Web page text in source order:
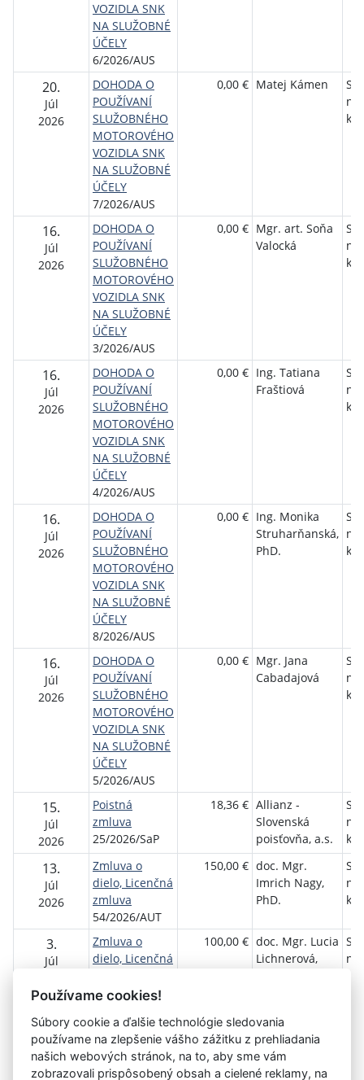
VOZIDLA SNK
NA SLUŽOBNÉ
ÚČELY
6/2026/AUS
20.
Júl
2026
DOHODA O
POUŽÍVANÍ
SLUŽOBNÉHO
MOTOROVÉHO
VOZIDLA SNK
NA SLUŽOBNÉ
ÚČELY
7/2026/AUS
0,00 € Matej Kámen
16.
Júl
2026
DOHODA O
POUŽÍVANÍ
SLUŽOBNÉHO
MOTOROVÉHO
VOZIDLA SNK
NA SLUŽOBNÉ
ÚČELY
3/2026/AUS
0,00 € Mgr. art. Soňa
Valocká
16.
Júl
2026
DOHODA O
POUŽÍVANÍ
SLUŽOBNÉHO
MOTOROVÉHO
VOZIDLA SNK
NA SLUŽOBNÉ
ÚČELY
4/2026/AUS
0,00 € Ing. Tatiana
Fraštiová
16.
Júl
2026
DOHODA O
POUŽÍVANÍ
SLUŽOBNÉHO
MOTOROVÉHO
VOZIDLA SNK
NA SLUŽOBNÉ
ÚČELY
8/2026/AUS
0,00 € Ing. Monika
Struharňanská,
PhD.
16.
Júl
2026
DOHODA O
POUŽÍVANÍ
SLUŽOBNÉHO
MOTOROVÉHO
VOZIDLA SNK
NA SLUŽOBNÉ
ÚČELY
5/2026/AUS
0,00 € Mgr. Jana
Cabadajová
15.
Júl
2026
Poistná
zmluva
25/2026/SaP
18,36 € Allianz -
Slovenská
poisťovňa, a.s.
13.
Júl
2026
Zmluva o
dielo, Licenčná
zmluva
54/2026/AUT
150,00 € doc. Mgr.
Imrich Nagy,
PhD.
3.
Júl
Zmluva o
dielo, Licenčná
45/2026/AUT
100,00 € doc. Mgr. Lucia
Lichnerová,
1Aktuálna
stránka
2 3 4 5 6 7 8 9 10
Používame cookies!
Súbory cookie a ďalšie technológie sledovania
používame na zlepšenie vášho zážitku z prehliadania
našich webových stránok, na to, aby sme vám
zobrazovali prispôsobený obsah a cielené reklamy, na